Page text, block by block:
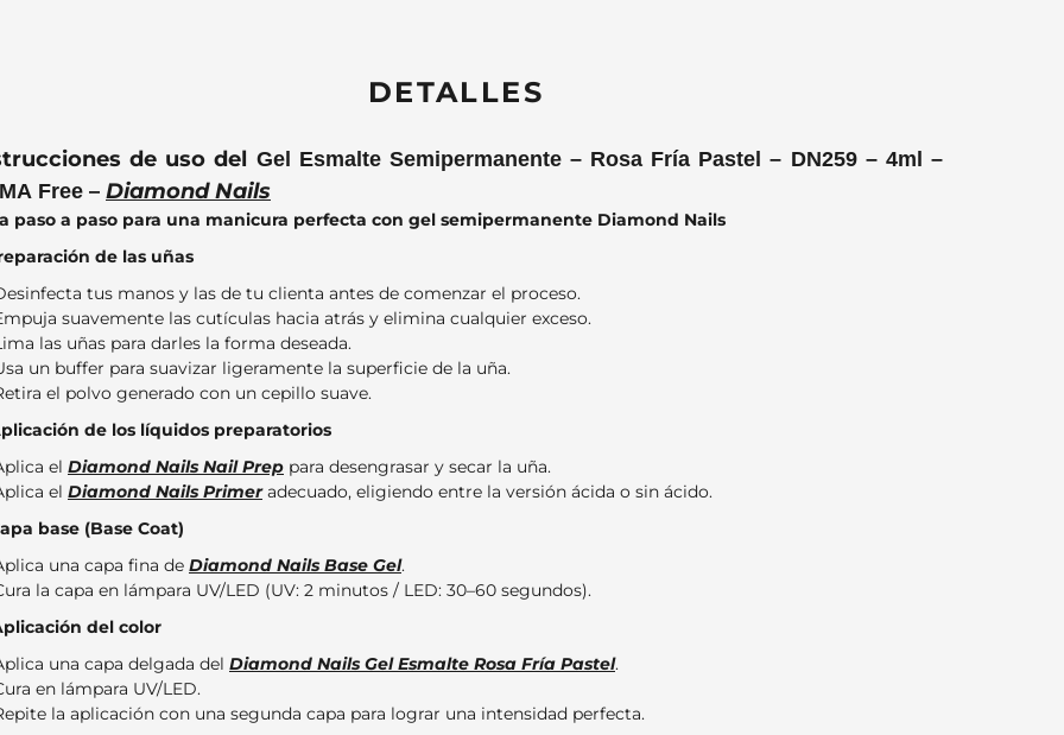
DETALLES
de uso del Gel Esmalte Semipermanente – Rosa Fría Pastel – DN259 – 4ml –
Free – Diamond Nails
paso a paso para una manicura perfecta con gel semipermanente Diamond Nails
de las uñas
tus manos y las de tu clienta antes de comenzar el proceso.
suavemente las cutículas hacia atrás y elimina cualquier exceso.
las uñas para darles la forma deseada.
un buffer para suavizar ligeramente la superficie de la uña.
el polvo generado con un cepillo suave.
de los líquidos preparatorios
el Diamond Nails Nail Prep para desengrasar y secar la uña.
el Diamond Nails Primeradecuado, eligiendo entre la versión ácida o sin ácido.
base (Base Coat)
una capa fina de Diamond Nails Base Gel.
la capa en lámpara UV/LED (UV: 2 minutos / LED: 30–60 segundos).
del color
una capa delgada del Diamond Nails Gel Esmalte Rosa Fría Pastel.
en lámpara UV/LED.
la aplicación con una segunda capa para lograr una intensidad perfecta.